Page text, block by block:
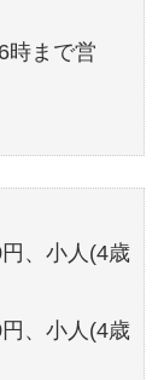
時まで営
、小人(4歳
、小人(4歳